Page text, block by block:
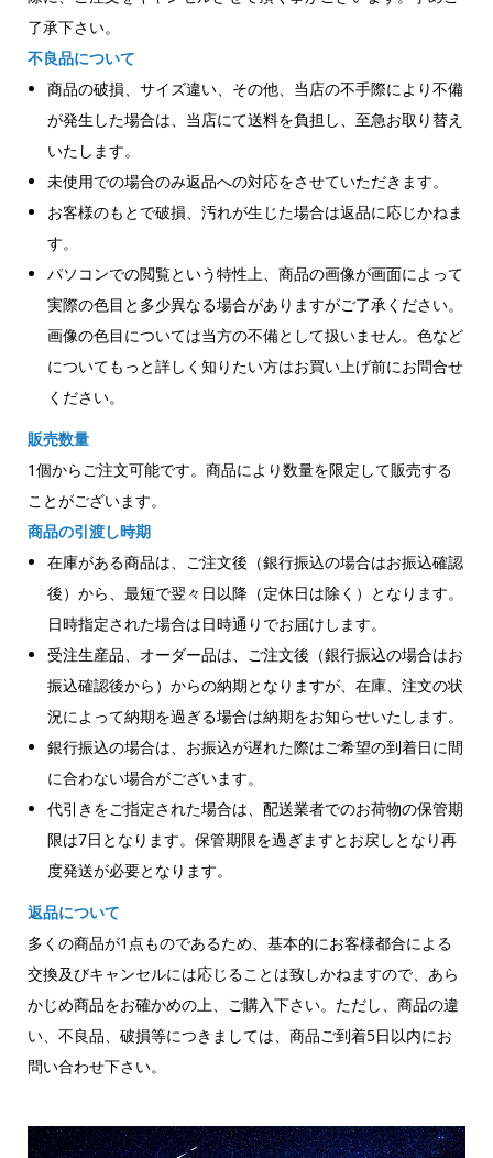
了承下さい。
不良品について
商品の破損、サイズ違い、その他、当店の不手際により不備
が発生した場合は、当店にて送料を負担し、至急お取り替え
いたします。
未使用での場合のみ返品への対応をさせていただきます。
お客様のもとで破損、汚れが生じた場合は返品に応じかねま
す。
パソコンでの閲覧という特性上、商品の画像が画面によって
実際の色目と多少異なる場合がありますがご了承ください。
画像の色目については当方の不備として扱いません。色など
についてもっと詳しく知りたい方はお買い上げ前にお問合せ
ください。
販売数量
1個からご注文可能です。商品により数量を限定して販売する
ことがございます。
商品の引渡し時期
在庫がある商品は、ご注文後（銀行振込の場合はお振込確認
後）から、最短で翌々日以降（定休日は除く）となります。
日時指定された場合は日時通りでお届けします。
受注生産品、オーダー品は、ご注文後（銀行振込の場合はお
振込確認後から）からの納期となりますが、在庫、注文の状
況によって納期を過ぎる場合は納期をお知らせいたします。
銀行振込の場合は、お振込が遅れた際はご希望の到着日に間
に合わない場合がございます。
代引きをご指定された場合は、配送業者でのお荷物の保管期
限は7日となります。保管期限を過ぎますとお戻しとなり再
度発送が必要となります。
返品について
多くの商品が1点ものであるため、基本的にお客様都合による
交換及びキャンセルには応じることは致しかねますので、あら
かじめ商品をお確かめの上、ご購入下さい。ただし、商品の違
い、不良品、破損等につきましては、商品ご到着5日以内にお
問い合わせ下さい。